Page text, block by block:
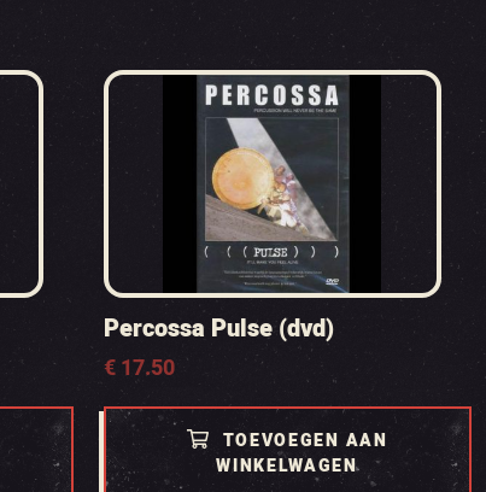
Percossa Pulse (dvd)
€17.50
TOEVOEGEN AAN
WINKELWAGEN